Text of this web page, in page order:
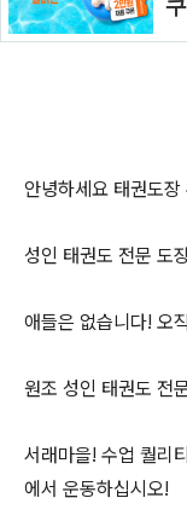
안녕하세요 태권도
성인 태권도 전문 도
애들은 없습니다! 오
원조 성인 태권도 전
서래마을! 수업 퀄리
에서 운동하십시오!